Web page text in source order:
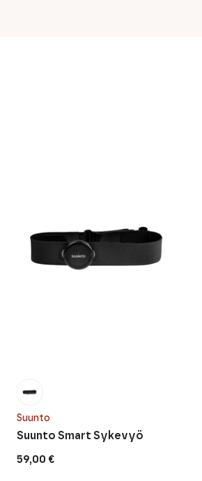
Suunto
59,00 €
Suunto Smart Sykevyö